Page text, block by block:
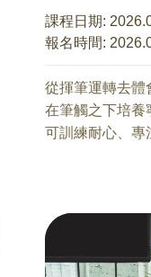
8/14(五)
馬繼康 老師
被時間與海洋塑
成。
認識鐵道如何
【公告】《台灣
課程日期:
報名時間:
從揮筆運轉去體
在筆觸之下培養
可訓練耐心、專
【課程資訊】
授課講師：林
報名時間：隨時